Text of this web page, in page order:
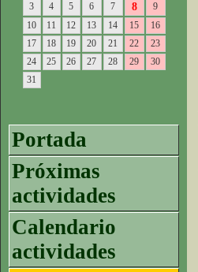
3
4 5 6 7 8
9
10
11 12 13 14 15
16
17
18 19 20 21 22
23
24
25 26 27 28 29
30
31
Portada
Próximas
actividades
Calendario
actividades